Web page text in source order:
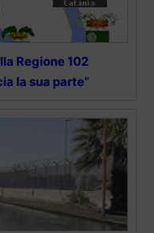
Regione 102
la sua parte”